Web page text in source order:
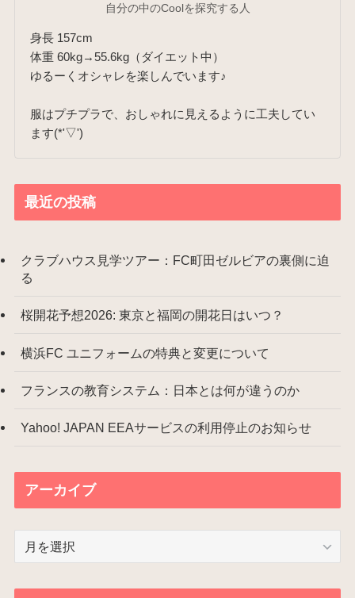
自分の中のCoolを探究する人
身長 157cm
体重 60kg→55.6kg（ダイエット中）
ゆるーくオシャレを楽しんでいます♪
服はプチプラで、おしゃれに見えるように工夫してい
ます(*'▽')
最近の投稿
クラブハウス見学ツアー：FC町田ゼルビアの裏側に迫
る
桜開花予想2026: 東京と福岡の開花日はいつ？
横浜FC ユニフォームの特典と変更について
フランスの教育システム：日本とは何が違うのか
Yahoo! JAPAN EEAサービスの利用停止のお知らせ
アーカイブ